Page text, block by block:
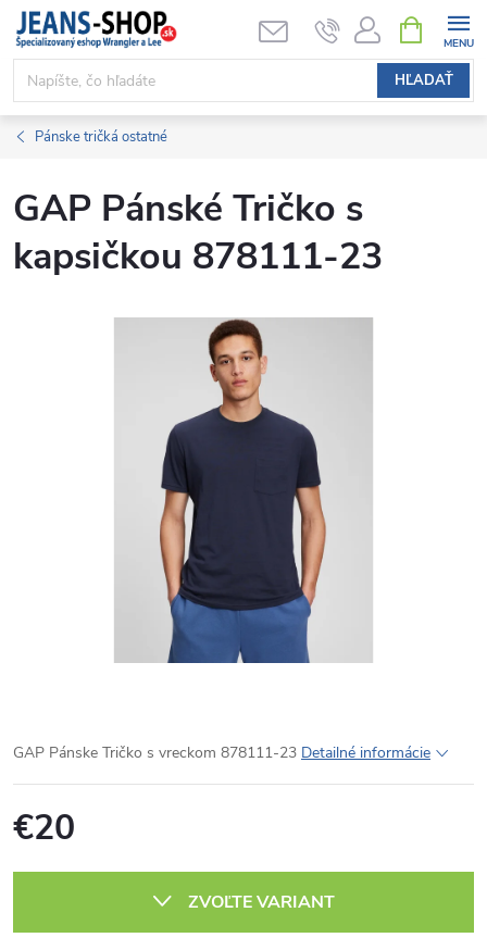
Prejsť
obsah
HĽADAŤ
KOŠÍK
Pánske tričká ostatné
GAP Pánské Tričko s
kapsičkou 878111-23
GAP Pánske Tričko s vreckom 878111-23 Detailné informácie
€20
ZVOĽTE VARIANT